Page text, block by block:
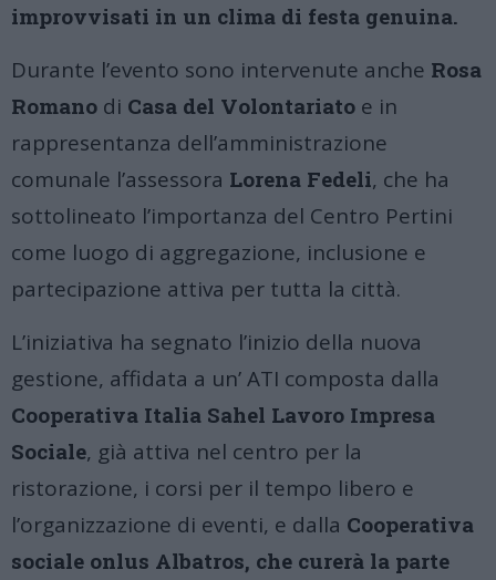
improvvisati in un clima di festa genuina.
Durante l’evento sono intervenute anche Rosa
Romano di Casa del Volontariato e in
rappresentanza dell’amministrazione
comunale l’assessora Lorena Fedeli, che ha
sottolineato l’importanza del Centro Pertini
come luogo di aggregazione, inclusione e
partecipazione attiva per tutta la città.
L’iniziativa ha segnato l’inizio della nuova
gestione, affidata a un’ ATI composta dalla
Cooperativa Italia Sahel Lavoro Impresa
Sociale, già attiva nel centro per la
ristorazione, i corsi per il tempo libero e
l’organizzazione di eventi, e dalla Cooperativa
sociale onlus Albatros, che curerà la parte